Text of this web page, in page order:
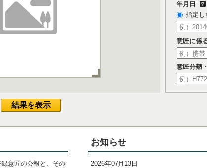
年月日
指定し
意匠に係
意匠分類
お知らせ
2026年07月13日